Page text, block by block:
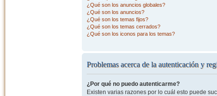
¿Qué son los anuncios globales?
¿Qué son los anuncios?
¿Qué son los temas fijos?
¿Qué son los temas cerrados?
¿Qué son los iconos para los temas?
Problemas acerca de la autenticación y
¿Por qué no puedo autenticarme?
Existen varias razones por lo cuál esto puede